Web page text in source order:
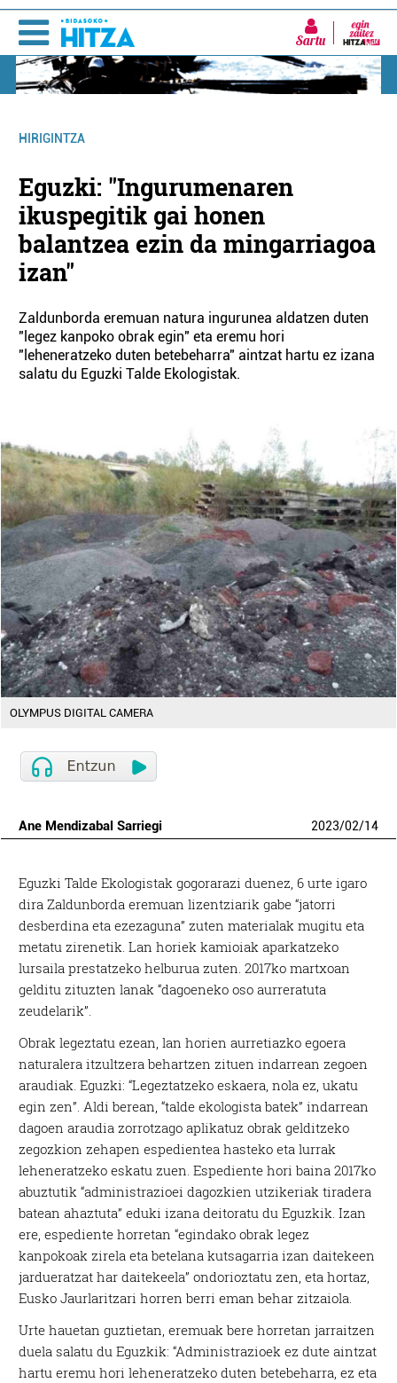
Sartu
HIRIGINTZA
Eguzki: "Ingurumenaren
ikuspegitik gai honen
balantzea ezin da mingarriagoa
izan"
Zaldunborda eremuan natura ingurunea aldatzen duten
"legez kanpoko obrak egin" eta eremu hori
"leheneratzeko duten betebeharra" aintzat hartu ez izana
salatu du Eguzki Talde Ekologistak.
OLYMPUS DIGITAL CAMERA
Ane Mendizabal Sarriegi 2023/02/14
Eguzki Talde Ekologistak gogorarazi duenez, 6 urte igaro
dira Zaldunborda eremuan lizentziarik gabe “jatorri
desberdina eta ezezaguna” zuten materialak mugitu eta
metatu zirenetik. Lan horiek kamioiak aparkatzeko
lursaila prestatzeko helburua zuten. 2017ko martxoan
gelditu zituzten lanak “dagoeneko oso aurreratuta
zeudelarik”.
Obrak legeztatu ezean, lan horien aurretiazko egoera
naturalera itzultzera behartzen zituen indarrean zegoen
araudiak. Eguzki: “Legeztatzeko eskaera, nola ez, ukatu
egin zen”. Aldi berean, “talde ekologista batek” indarrean
dagoen araudia zorrotzago aplikatuz obrak gelditzeko
zegozkion zehapen espedientea hasteko eta lurrak
leheneratzeko eskatu zuen. Espediente hori baina 2017ko
abuztutik “administrazioei dagozkien utzikeriak tiradera
batean ahaztuta” eduki izana deitoratu du Eguzkik. Izan
ere, espediente horretan “egindako obrak legez
kanpokoak zirela eta betelana kutsagarria izan daitekeen
jardueratzat har daitekeela” ondorioztatu zen, eta hortaz,
Eusko Jaurlaritzari horren berri eman behar zitzaiola.
Urte hauetan guztietan, eremuak bere horretan jarraitzen
duela salatu du Eguzkik: “Administrazioek ez dute aintzat
hartu eremu hori leheneratzeko duten betebeharra, ez eta